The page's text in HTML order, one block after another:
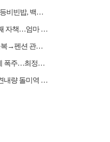
'한국기행' 대구 평양냉면·익산 황등비빈밥, 백년 식당의 대물림 맛
'특종세상' 방은희, 모친상 후 6년째 자책…엄마 향한 그리움 근황
'특종세상' 가수 정삼, 공황장애 극복→펜션 관리자 근황
'합숙맞선2' 강신우, 김다혜 철벽에 폭주…최정윤 두고 이인권·권예찬·문성모 경쟁
'언니네 산지직송3' 박해준, 통영 견내량 돌미역 조업 합류…루지 체험